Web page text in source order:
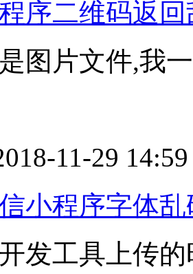
序二维码返回
图片文件,我
11-29 14:59
小程序字体乱
发工具上传